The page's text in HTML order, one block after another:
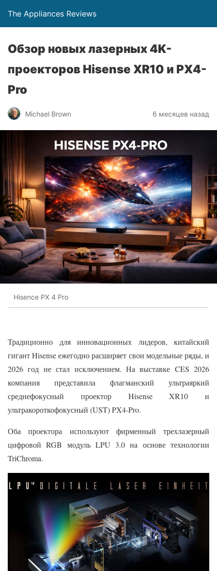
The Appliances Reviews
Обзор новых лазерных 4K-
проекторов Hisense XR10 и PX4-
Pro
Michael Brown 6 месяцев назад
Hisence PX 4 Pro
Традиционно для инновационных лидеров, китайский
гигант Hisense ежегодно расширяет свои модельные ряды, и
2026 год не стал исключением. На выставке CES 2026
компания представила флагманский ультраяркий
среднефокусный проектор Hisense XR10 и
ультракороткофокусный (UST) PX4-Pro.
Оба проектора используют фирменный трехлазерный
цифровой RGB модуль LPU 3.0 на основе технологии
TriChroma.